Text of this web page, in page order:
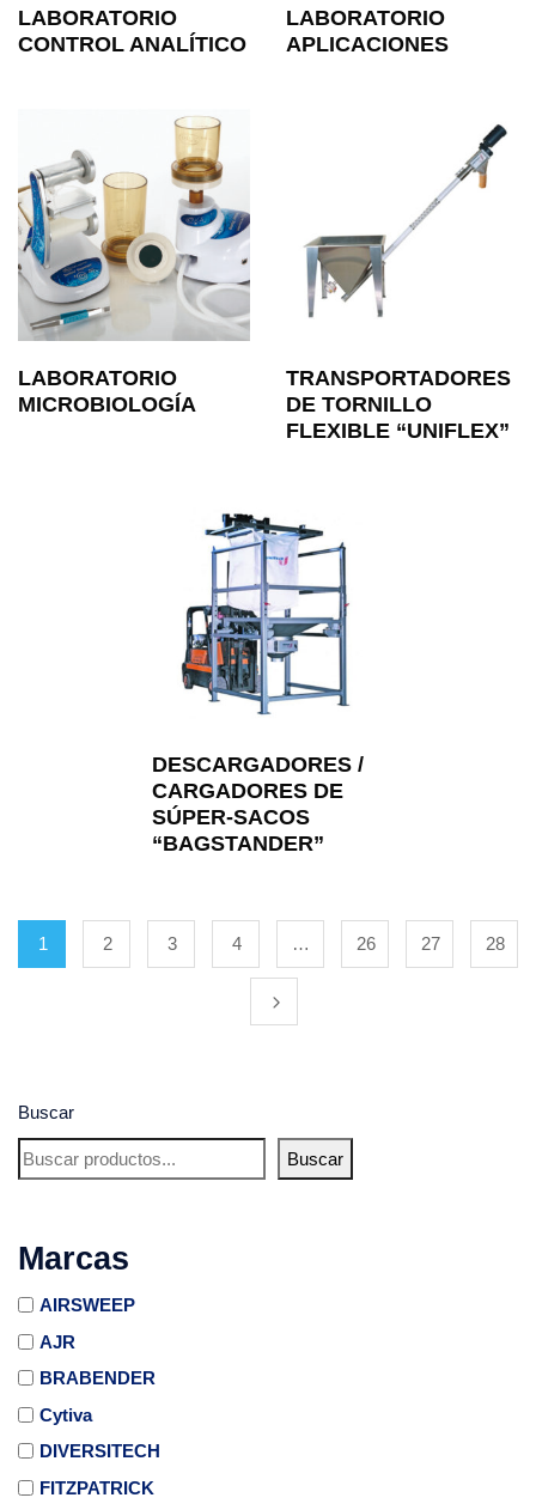
Buscar
Buscar
Marcas
AIRSWEEP
AJR
BRABENDER
Cytiva
DIVERSITECH
FITZPATRICK
LABORATORIO
CONTROL ANALÍTICO
LABORATORIO
APLICACIONES
LABORATORIO
MICROBIOLOGÍA
TRANSPORTADORES
DE TORNILLO
FLEXIBLE “UNIFLEX”
DESCARGADORES /
CARGADORES DE
SÚPER-SACOS
“BAGSTANDER”
1 2 3 4 … 26 27 28